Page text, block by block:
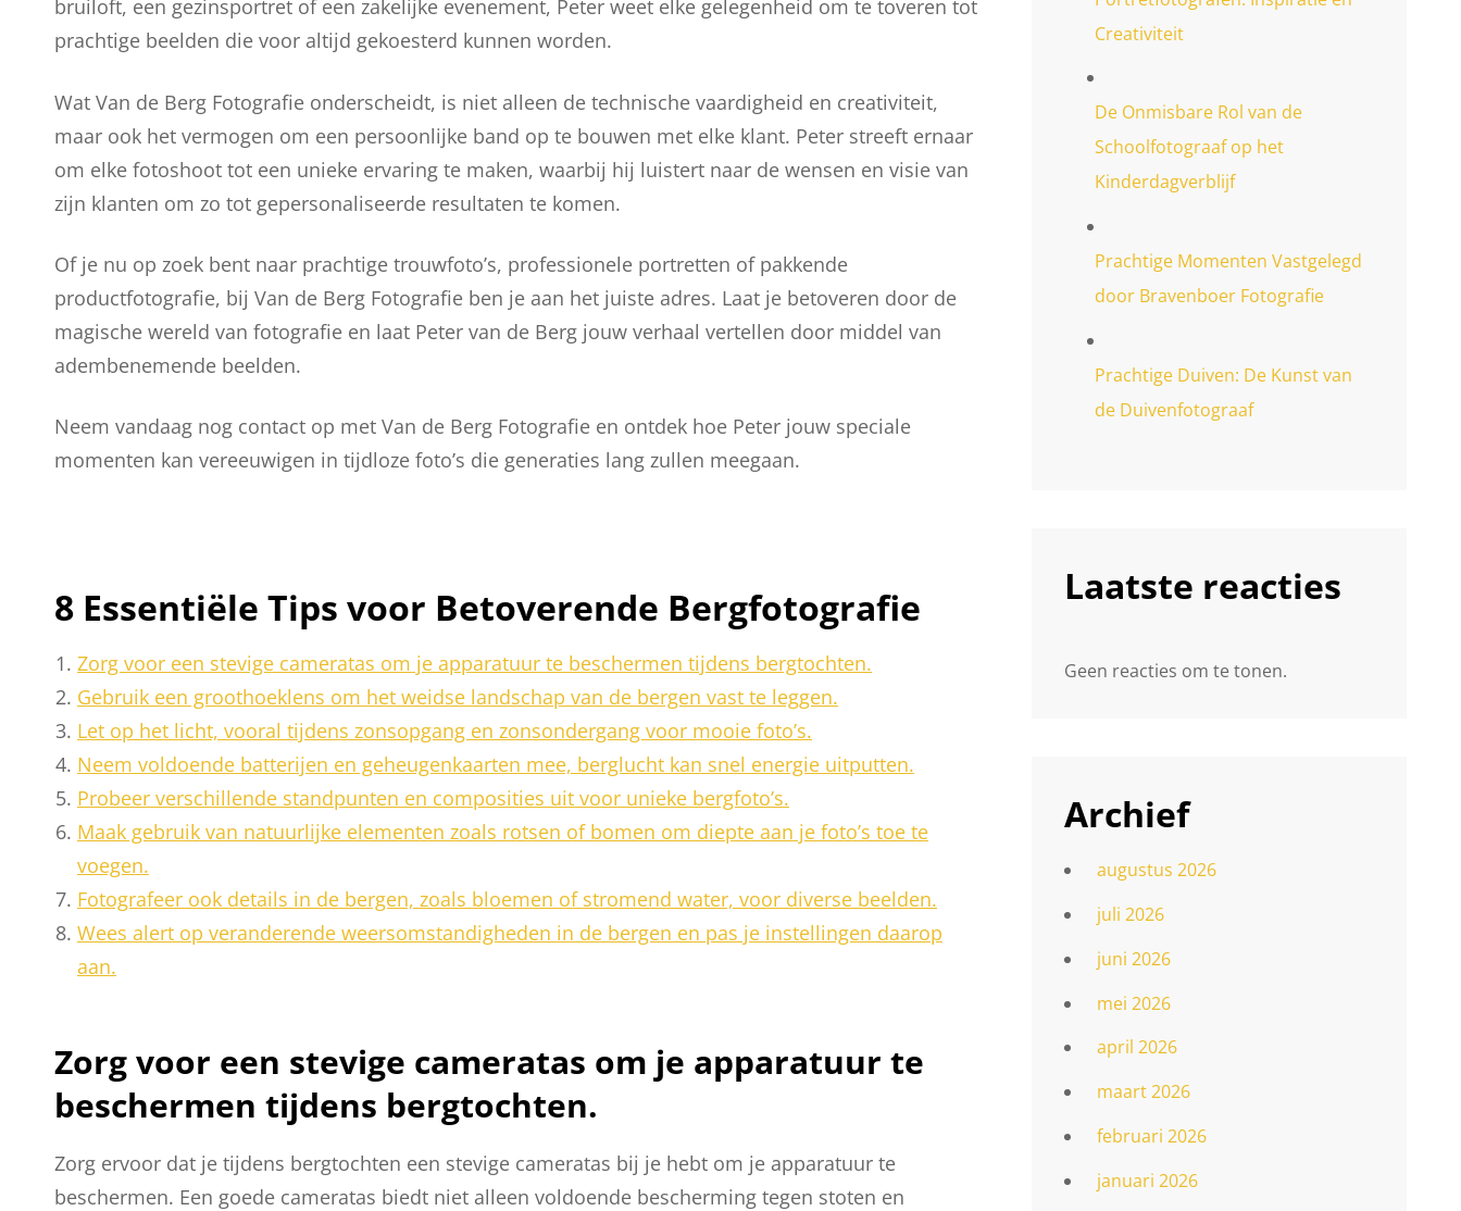
bruiloft, een gezinsportret of een zakelijke evenement, Peter weet elke gelegenheid om te toveren tot
prachtige beelden die voor altijd gekoesterd kunnen worden.
Wat Van de Berg Fotografie onderscheidt, is niet alleen de technische vaardigheid en creativiteit,
maar ook het vermogen om een persoonlijke band op te bouwen met elke klant. Peter streeft ernaar
om elke fotoshoot tot een unieke ervaring te maken, waarbij hij luistert naar de wensen en visie van
zijn klanten om zo tot gepersonaliseerde resultaten te komen.
Of je nu op zoek bent naar prachtige trouwfoto’s, professionele portretten of pakkende
productfotografie, bij Van de Berg Fotografie ben je aan het juiste adres. Laat je betoveren door de
magische wereld van fotografie en laat Peter van de Berg jouw verhaal vertellen door middel van
adembenemende beelden.
Neem vandaag nog contact op met Van de Berg Fotografie en ontdek hoe Peter jouw speciale
momenten kan vereeuwigen in tijdloze foto’s die generaties lang zullen meegaan.
8 Essentiële Tips voor Betoverende Bergfotografie
Zorg voor een stevige cameratas om je apparatuur te beschermen tijdens bergtochten.
Gebruik een groothoeklens om het weidse landschap van de bergen vast te leggen.
Let op het licht, vooral tijdens zonsopgang en zonsondergang voor mooie foto’s.
Neem voldoende batterijen en geheugenkaarten mee, berglucht kan snel energie uitputten.
Probeer verschillende standpunten en composities uit voor unieke bergfoto’s.
Maak gebruik van natuurlijke elementen zoals rotsen of bomen om diepte aan je foto’s toe te
voegen.
Fotografeer ook details in de bergen, zoals bloemen of stromend water, voor diverse beelden.
Wees alert op veranderende weersomstandigheden in de bergen en pas je instellingen daarop
aan.
Zorg voor een stevige cameratas om je apparatuur te
beschermen tijdens bergtochten.
Zorg ervoor dat je tijdens bergtochten een stevige cameratas bij je hebt om je apparatuur te
beschermen. Een goede cameratas biedt niet alleen voldoende bescherming tegen stoten en
Creativiteit
De Onmisbare Rol van de
Schoolfotograaf op het
Kinderdagverblijf
Prachtige Momenten Vastgelegd
door Bravenboer Fotografie
Prachtige Duiven: De Kunst van
de Duivenfotograaf
Laatste reacties
Geen reacties om te tonen.
Archief
augustus 2026
juli 2026
juni 2026
mei 2026
april 2026
maart 2026
februari 2026
januari 2026